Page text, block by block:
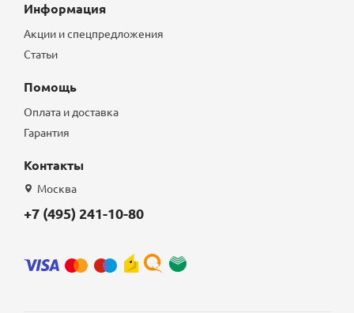
Информация
Акции и спецпредложения
Статьи
Помощь
Оплата и доставка
Гарантия
Контакты
Москва
+7 (495) 241-10-80